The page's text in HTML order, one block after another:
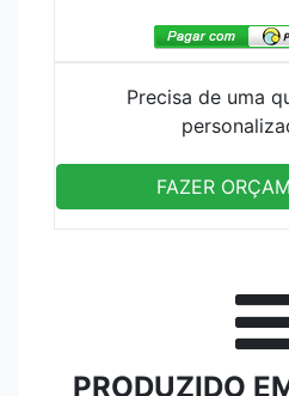
Precisa de uma
FAZER
PRODUZIDO